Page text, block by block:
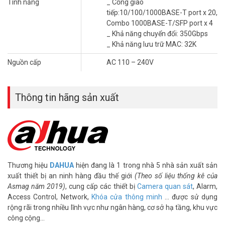
_ Địa chỉ bán sản phẩm: tại 4 chi nhánh Vuhoangtelecom TpHCM &
Quý khách có nhu cầu tư vấn mua PFS5424-24T xin vui lòng liên
hệ Hotline 1900.9259 để được hỗ trợ ưu đãi tốt nhất. Tham khảo
thêm thông tin tại
Tính năng
_ Cổng giao
tiếp:10/100/1000BASE-T port x 20,
Combo 1000BASE-T/SFP port x 4
_ Khả năng chuyển đổi: 350Gbps
_ Khả năng lưu trữ MAC: 32K
Nguồn cấp AC 110 – 240V
Thông tin hãng sản xuất
Thương hiệu DAHUA hiện đang là 1 trong nhà 5 nhà sản xuất sản
xuất thiết bị an ninh hàng đầu thế giới (Theo số liệu thống kê của
Asmag năm 2019), cung cấp các thiết bị Camera quan sát, Alarm,
Access Control, Network, Khóa cửa thông minh … được sử dụng
rộng rãi trong nhiều lĩnh vực như ngân hàng, cơ sở hạ tầng, khu vực
công cộng…